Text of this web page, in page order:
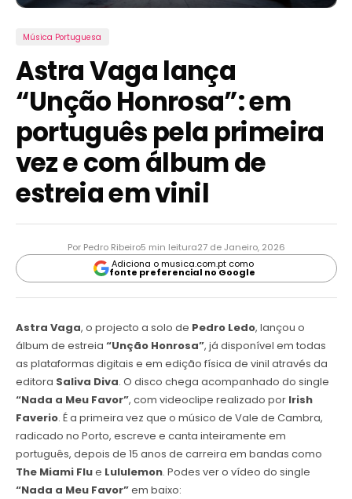
Música Portuguesa
Astra Vaga lança
“Unção Honrosa”: em
português pela primeira
vez e com álbum de
estreia em vinil
Por Pedro Ribeiro5 min leitura27 de Janeiro, 2026
Adiciona o musica.com.pt como
fonte preferencial no Google
Astra Vaga, o projecto a solo de Pedro Ledo, lançou o
álbum de estreia “Unção Honrosa”, já disponível em todas
as plataformas digitais e em edição física de vinil através da
editora Saliva Diva. O disco chega acompanhado do single
“Nada a Meu Favor”, com videoclipe realizado por Irish
Faverio. É a primeira vez que o músico de Vale de Cambra,
radicado no Porto, escreve e canta inteiramente em
português, depois de 15 anos de carreira em bandas como
The Miami Flue Lululemon. Podes ver o vídeo do single
“Nada a Meu Favor”em baixo: